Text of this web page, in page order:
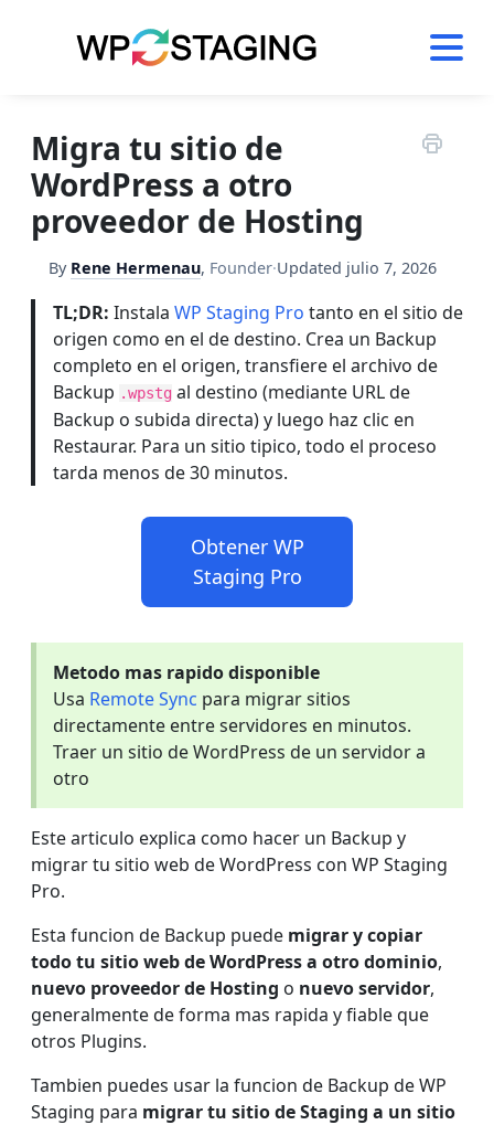
Migra tu sitio de
WordPress a otro
proveedor de Hosting
By Rene Hermenau, Founder·Updated julio 7, 2026
TL;DR: Instala WP Staging Pro tanto en el sitio de
origen como en el de destino. Crea un Backup
completo en el origen, transfiere el archivo de
Backup .wpstg al destino (mediante URL de
Backup o subida directa) y luego haz clic en
Restaurar. Para un sitio tipico, todo el proceso
tarda menos de 30 minutos.
Obtener WP
Staging Pro
Metodo mas rapido disponible
Usa Remote Sync para migrar sitios
directamente entre servidores en minutos.
Traer un sitio de WordPress de un servidor a
otro
Este articulo explica como hacer un Backup y
migrar tu sitio web de WordPress con WP Staging
Pro.
Esta funcion de Backup puede migrar y copiar
todo tu sitio web de WordPress a otro dominio,
nuevo proveedor de Hosting o nuevo servidor,
generalmente de forma mas rapida y fiable que
otros Plugins.
Tambien puedes usar la funcion de Backup de WP
Staging para migrar tu sitio de Staging a un sitio